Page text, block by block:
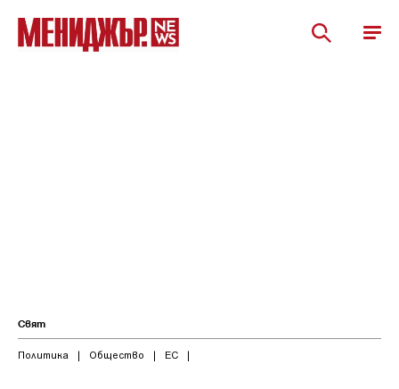
Свят
Политика | Общество | ЕС |